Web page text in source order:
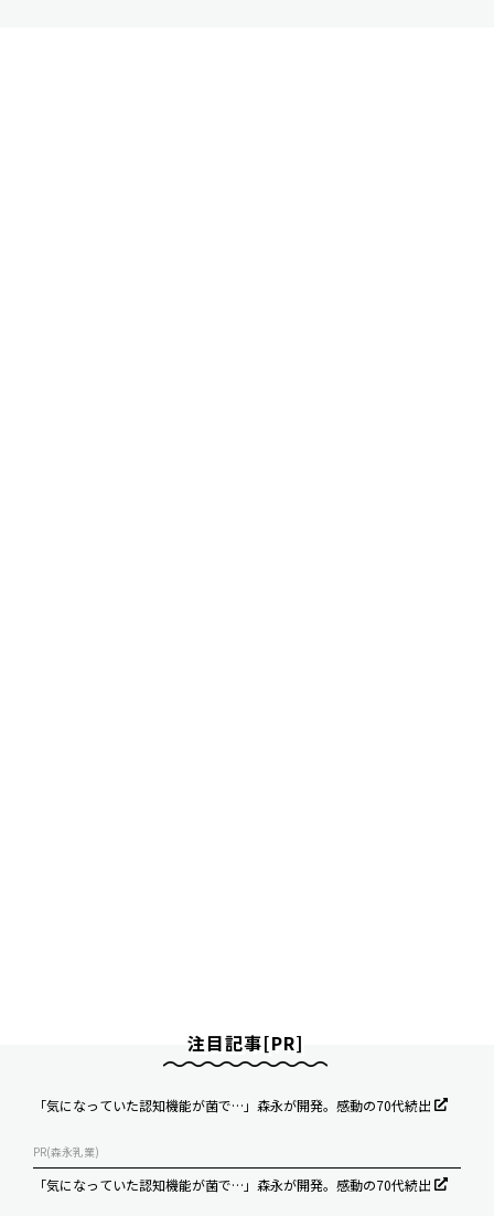
注目記事[PR]
「気になっていた認知機能が菌で…」森永が開発。感動の70代続出
PR(森永乳業)
「気になっていた認知機能が菌で…」森永が開発。感動の70代続出